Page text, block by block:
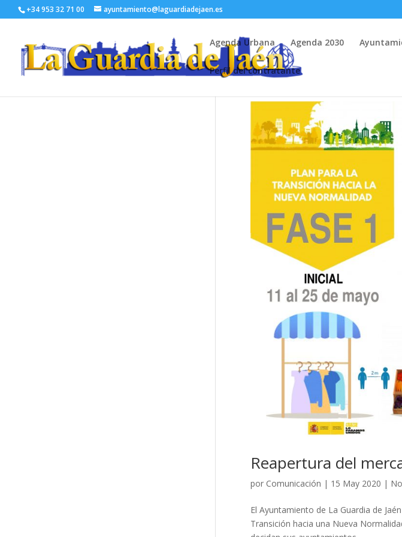
+34 953 32 71 00 ayuntamiento@laguardiadejaen.es
Agenda Urbana Agenda 2030
Perfil del contratante
Reapertura del
por Comunicación | 15 May 2020 |
El Ayuntamiento de La Guardia de
Transición hacia una Nueva